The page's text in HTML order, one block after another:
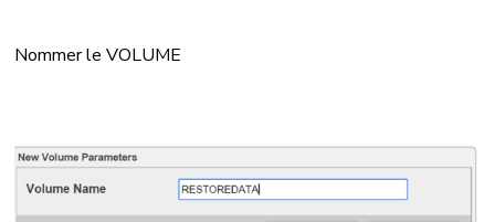
Nommer le VOLUME